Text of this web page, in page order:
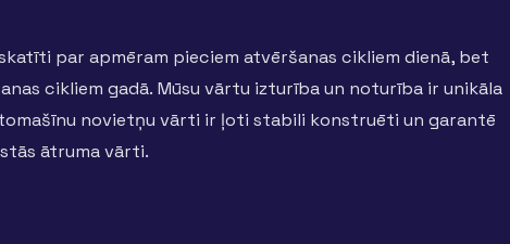
par apmēram pieciem atvēršanas cikliem dienā, bet
cikliem gadā. Mūsu vārtu izturība un noturība ir unikāla
novietņu vārti ir ļoti stabili konstruēti un garantē
ātruma vārti.